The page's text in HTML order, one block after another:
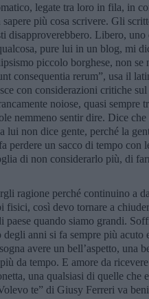
legate tra loro in fila, in
più cosa scrivere. Gli
disapproverebbero. Libero, uno
pure lui in un blog, mi
piccolo borghese, non se
consequentia rerum”, usa il
con considerazioni critiche sul
noiose, quasi sempre
nemmeno sentir dire. Dice che
lui non dice gente, perché la
perdere un sacco di tempo con
di non considerarlo più, di
ragione perché continuino a
fisici, così devo tornare a
paese quando siamo grandi.
anni si fa sempre più acuto
avere un bell’aspetto, una
da tempo. E amore da
una qualsiasi di quelle che
te” di Giusy Ferreri va